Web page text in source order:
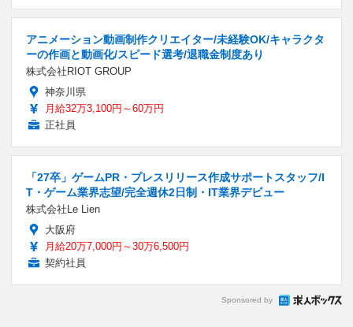
アニメーション動画制作クリエイター/未経験OK/キャラクタ
ーの作画と動画化/スピード選考/退職金制度あり
株式会社RIOT GROUP
神奈川県
月給32万3,100円～60万円
正社員
「27卒」ゲームPR・プレスリリース作成サポートスタッフ/I
T・ゲーム業界志望/完全週休2日制・IT業界デビュー
株式会社Le Lien
大阪府
月給20万7,000円～30万6,500円
契約社員
Sponsored by